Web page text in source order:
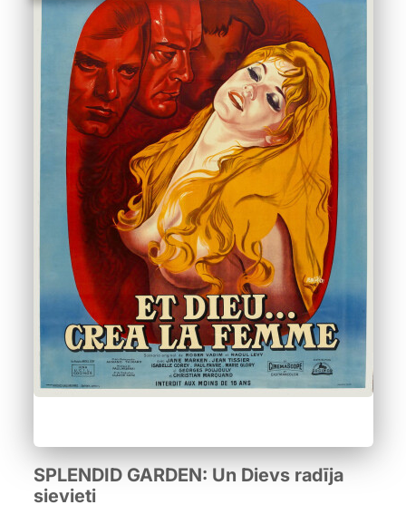
SPLENDID GARDEN: Un Dievs radīja
sievieti